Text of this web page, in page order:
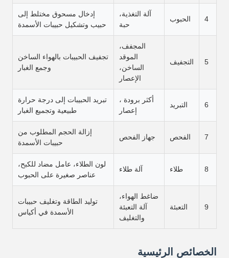
4 الحبوب
آلة التغذية،
حبة
إدخال مسحوق مختلط إلى
حبيب وتشكيل حبيبات الأسمدة
5 التجفيف
المجفف،
الموقد
الساخن،
الإعصار
تجفيف الحبيبات بالهواء الساخن
وجمع الغبار
6 التبريد
أكثر برودة ،
إعصار
تبريد الحبيبات إلى درجة حرارة
طبيعية وتجميع الغبار
7 الفحص جهاز الفحص
إزالة الحجم المطلوب من
حبيبات الأسمدة
8 طلاء آلة طلاء
لون الطلاء، عامل مضاد للكبح،
عناصر صغيرة على الحبوب
9 التعبئة
ضاغط الهواء،
آلة التعبئة
والتغليف
توليد الطاقة وتغليف حبيبات
الأسمدة في أكياس
الخصائص الرئيسية